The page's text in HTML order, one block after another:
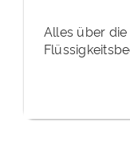
Alles über